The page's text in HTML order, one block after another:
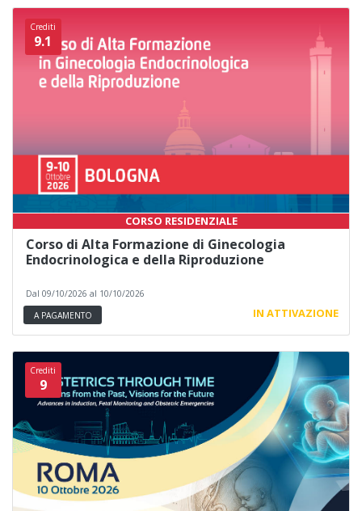
Crediti
9.1
CORSO RESIDENZIALE
Corso di Alta Formazione di Ginecologia
Endocrinologica e della Riproduzione
Dal 09/10/2026 al 10/10/2026
A PAGAMENTO
IN ATTIVAZIONE
Crediti
9